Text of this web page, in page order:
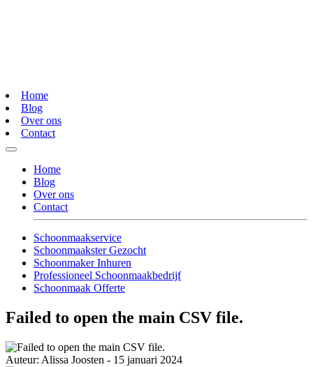
Home
Blog
Over ons
Contact
Home
Blog
Over ons
Contact
Schoonmaakservice
Schoonmaakster Gezocht
Schoonmaker Inhuren
Professioneel Schoonmaakbedrijf
Schoonmaak Offerte
Failed to open the main CSV file.
Auteur: Alissa Joosten - 15 januari 2024